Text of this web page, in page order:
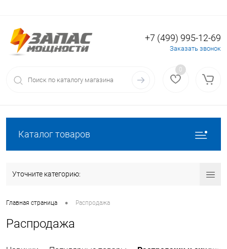
Вход Регистрация
+7 (499) 995-12-69
Заказать звонок
0
Каталог товаров
Уточните категорию:
Главная страница • Распродажа
Распродажа